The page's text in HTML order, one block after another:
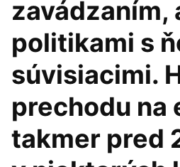
zavádzaním,
politikami s
súvisiacimi.
prechodu na
takmer pred